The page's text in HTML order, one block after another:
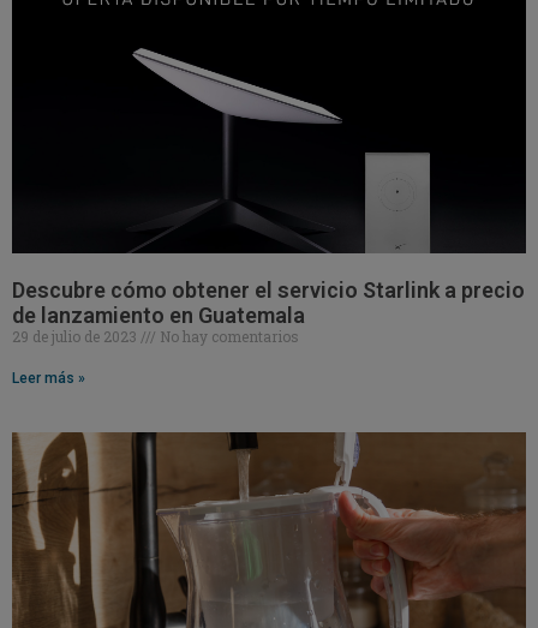
Descubre cómo obtener el servicio Starlink a precio
de lanzamiento en Guatemala
29 de julio de 2023 No hay comentarios
Leer más »